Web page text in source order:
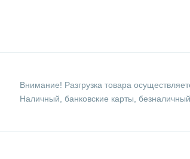
Внимание! Разгрузка товара
Наличный, банковские карты,